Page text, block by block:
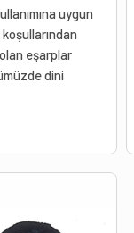
uygun
eşarplar
dini